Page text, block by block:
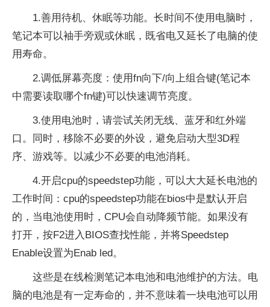
1.善用待机、休眠等功能。长时间不使用电脑时，
笔记本可以袖手旁观或休眠，既省电又延长了电脑的使
用寿命。
2.调低屏幕亮度：使用fn向下/向上组合键(笔记本
中需要读取哪个fn键)可以快速调节亮度。
3.使用电池时，请尝试关闭无线、蓝牙和红外端
口。同时，移除不必要的外设，避免启动大型3D程
序、游戏等。以减少不必要的电池消耗。
4.开启cpu的speedstep功能，可以大大延长电池的
工作时间：cpu的speedstep功能在bios中是默认开启
的，当电池使用时，CPU会自动降频节能。如果没有
打开，按F2进入BIOS查找性能，并将Speedstep
Enable设置为Enab led。
这些是在线检测笔记本电池和电池维护的方法。电
脑的电池是有一定寿命的，并不意味着一块电池可以用